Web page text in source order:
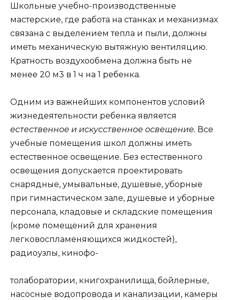
Школьные учебно-производственные
мастерские, где работа на станках и механизмах
связана с выделением тепла и пыли, должны
иметь механическую вытяжную вентиляцию.
Кратность воздухообмена должна быть не
менее 20 м3 в 1 ч на 1 ребенка.
Одним из важнейших компонентов условий
жизнедеятельности ребенка является
естественное и искусственное освещение. Все
учебные помещения школ должны иметь
естественное освещение. Без естественного
освещения допускается проектировать
снарядные, умывальные, душевые, уборные
при гимнастическом зале, душевые и уборные
персонала, кладовые и складские помещения
(кроме помещений для хранения
легковоспламеняющихся жидкостей),
радиоузлы, кинофо-
толаборатории, книгохранилища, бойлерные,
насосные водопровода и канализации, камеры